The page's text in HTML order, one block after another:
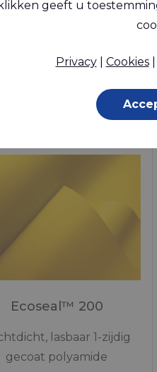
Film, TPU (Ether)
Ecoseal™ 200
lasbaar 1-zijdig
gecoat polyamide
klikken geeft u
Privacy| Cookies|